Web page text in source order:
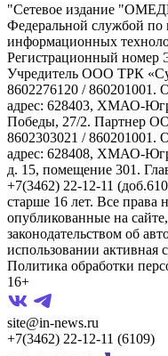
"Сетевое издание
Федеральной службой по
информационных
Регистрационный номер
Учредитель ООО ТРК
8602276120 /
адрес: 628403, ХМАО-
Победы, 27/2. Партнер
8602303021 /
адрес: 628408, ХМАО-
д. 15, помещение 301.
+7(3462) 22-12-11
старше 16 лет. Все права
опубликованные на
законодательством об
использовании активная
Политика обработки
16+
site@in-news.ru
+7(3462) 22-12-11 (6109)